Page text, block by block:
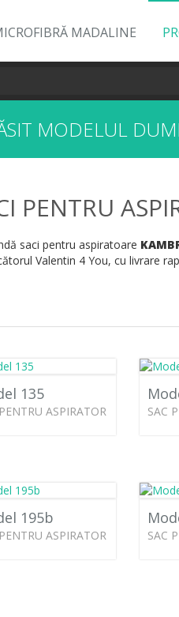
MADALINE
MODELUL
PENTRU
saci pentru aspiratoare
Valentin 4 You, cu livrare
135
ASPIRATOR SAC
195b
ASPIRATOR SAC